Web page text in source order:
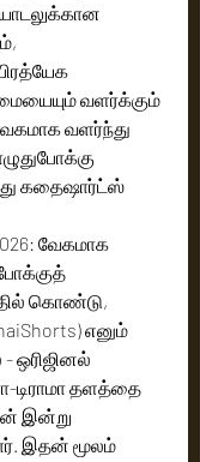
வளர்க்கும்
வளர்ந்து
கதைஷார்ட்ஸ்
வேகமாக
கொண்டு,
எனும்
- ஒரிஜினல்
டிராமா தளத்தை
இன்று
இதன் மூலம்